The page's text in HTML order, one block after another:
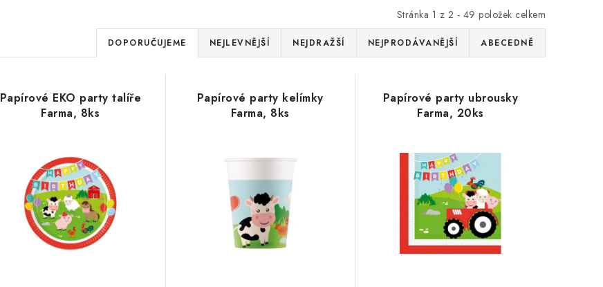
Stránka 1 z 2 - 49 položek celkem
Ř
a
z
e
í
p
r
o
DOPORUČUJEME NEJLEVNĚJŠÍ NEJDRAŽŠÍ NEJPRODÁVANĚJŠÍ ABECEDNĚ
Papírové EKO party talíře
Farma, 8ks
Papírové party kelímky
Farma, 8ks
Papírové party ubrousky
Farma, 20ks